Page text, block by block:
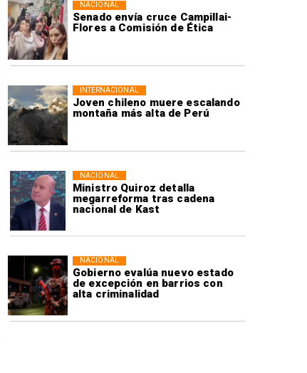
Senado envía cruce Campillai-
Flores a Comisión de Ética
NACIONAL
Joven chileno muere escalando
montaña más alta de Perú
INTERNACIONAL
Ministro Quiroz detalla
megarreforma tras cadena
nacional de Kast
NACIONAL
Gobierno evalúa nuevo estado
de excepción en barrios con
alta criminalidad
NACIONAL